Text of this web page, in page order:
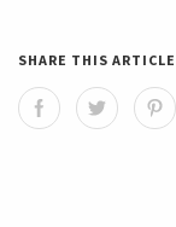
SHARE THIS ARTICLE